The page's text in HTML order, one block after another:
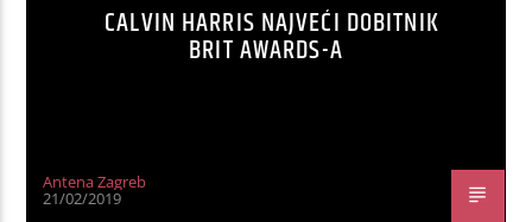
CALVIN HARRIS NAJVEĆI DOBITNIK
BRIT AWARDS-A
Antena Zagreb
21/02/2019